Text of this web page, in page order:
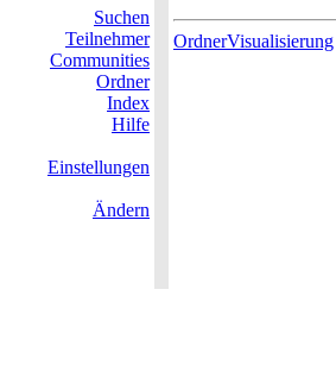
Suchen
Teilnehmer
Communities
Ordner
Index
Hilfe
Einstellungen
Ändern
OrdnerVisualisierung